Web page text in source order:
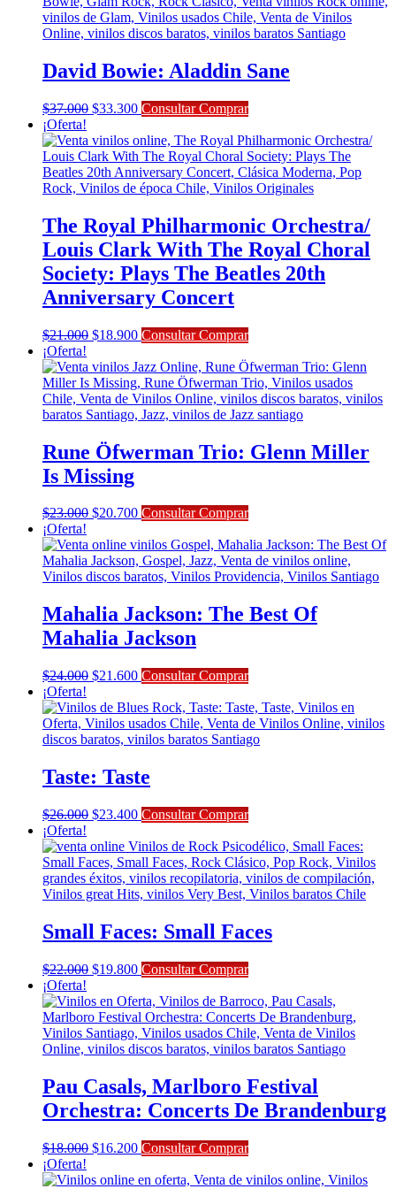
$39.000.$35.100.
David Bowie: Aladdin Sane
$37.000 El
original
era:
$37.000.
$33.300El
actual
es:
$33.300.
Consultar Comprar
¡Oferta!
The Royal Philharmonic Orchestra/
Louis Clark With The Royal Choral
Society: Plays The Beatles 20th
Anniversary Concert
$21.000 El
original
era:
$21.000.
$18.900El
actual
es:
$18.900.
Consultar Comprar
¡Oferta!
Rune Öfwerman Trio: Glenn Miller
Is Missing
$23.000 El
original
era:
$23.000.
$20.700El
actual
es:
$20.700.
Consultar Comprar
¡Oferta!
Mahalia Jackson: The Best Of
Mahalia Jackson
$24.000 El
original
era:
$24.000.
$21.600El
actual
es:
$21.600.
Consultar Comprar
¡Oferta!
Taste: Taste
$26.000 El
original
era:
$26.000.
$23.400El
actual
es:
$23.400.
Consultar Comprar
¡Oferta!
Small Faces: Small Faces
$22.000 El
original
era:
$22.000.
$19.800El
actual
es:
$19.800.
Consultar Comprar
¡Oferta!
Pau Casals, Marlboro Festival
Orchestra: Concerts De Brandenburg
$18.000 El
original
$16.200El
actual
Consultar Comprar
¡Oferta!